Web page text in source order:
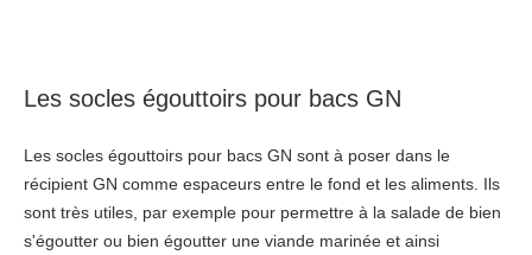
Les socles égouttoirs pour bacs GN
Les socles égouttoirs pour bacs GN sont à poser dans le
récipient GN comme espaceurs entre le fond et les aliments. Ils
sont très utiles, par exemple pour permettre à la salade de bien
s'égoutter ou bien égoutter une viande marinée et ainsi